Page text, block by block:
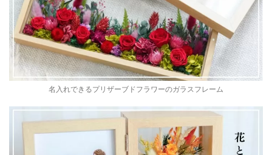
名入れできるプリザーブドフラワーのガラスフレーム